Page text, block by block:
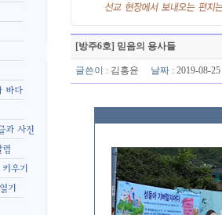
[방주6호] 믿음의 용사들
글쓴이 : 김홍윤 날짜 : 2019-08-